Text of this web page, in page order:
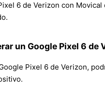
6 de Verizon con
un Google Pixel 6 de
Pixel 6 de Verizon,